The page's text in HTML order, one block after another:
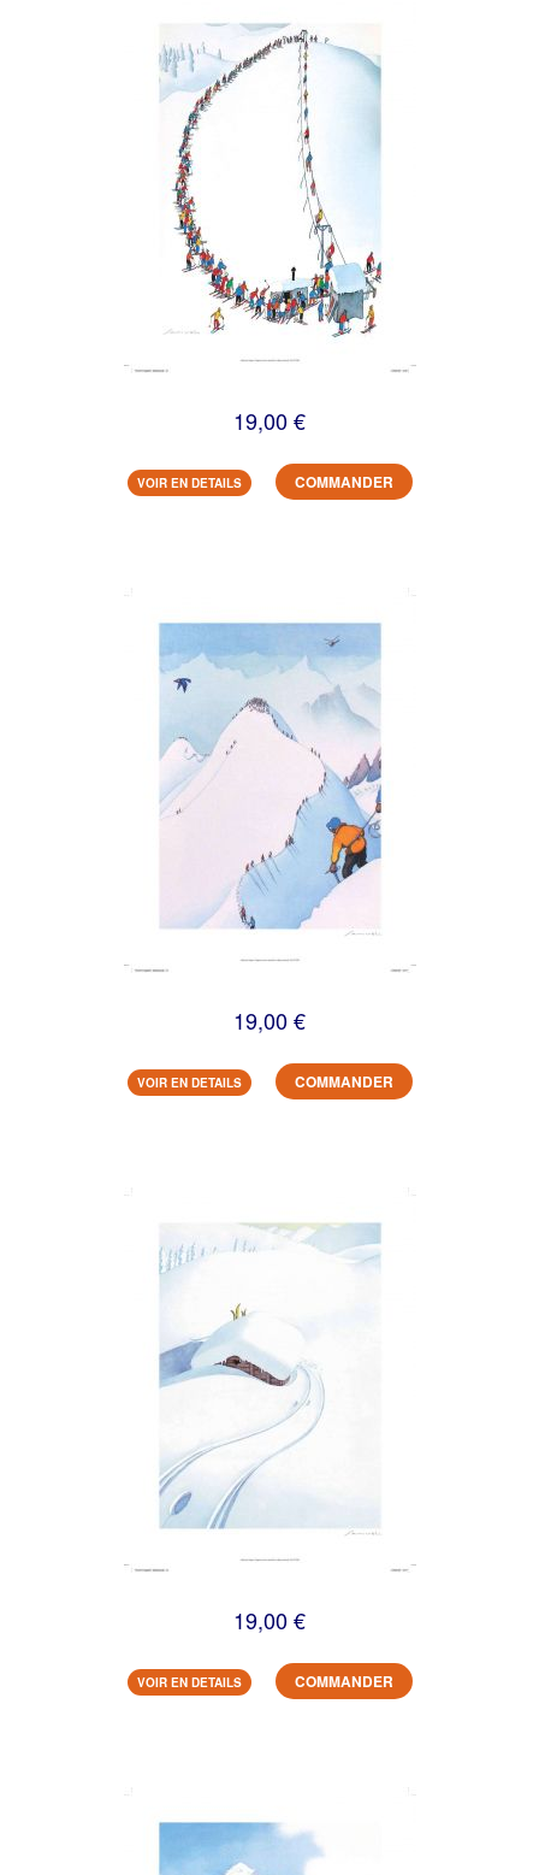
19,00 €
VOIR EN DETAILS COMMANDER
19,00 €
VOIR EN DETAILS COMMANDER
19,00 €
VOIR EN DETAILS COMMANDER